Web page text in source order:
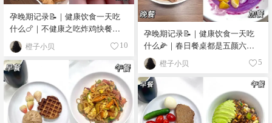
孕晚期记录📝｜健康饮食一天吃
什么🍗｜不健康之吃炸鸡快餐放
纵日🫣橙子小贝 10
孕晚期记录📝｜健康饮食一天吃
什么🌽｜春日餐桌都是五颜六色
的🫐 橙子小贝 5